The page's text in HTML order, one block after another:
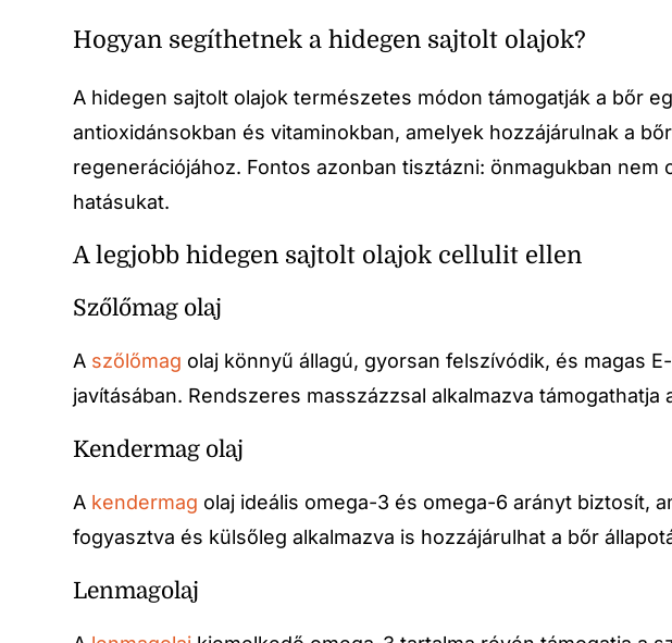
Hogyan segíthetnek a hidegen sajtolt olajok?
A hidegen sajtolt olajok természetes módon támogatják a bőr
antioxidánsokban és vitaminokban, amelyek hozzájárulnak a
regenerációjához. Fontos azonban tisztázni: önmagukban
hatásukat.
A legjobb hidegen sajtolt olajok cellulit ellen
Szőlőmag olaj
A szőlőmag olaj könnyű állagú, gyorsan felszívódik, és magas
javításában. Rendszeres masszázzsal alkalmazva
Kendermag olaj
A kendermag olaj ideális omega-3 és omega-6 arányt biztosít,
fogyasztva és külsőleg alkalmazva is hozzájárulhat a bőr
Lenmagolaj